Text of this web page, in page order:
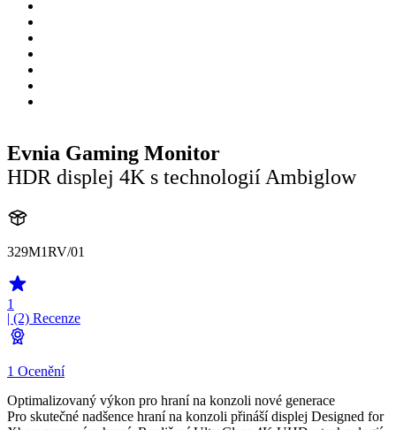
Evnia Gaming Monitor
HDR displej 4K s technologií Ambiglow
329M1RV/01
1
| (2) Recenze
1 Ocenění
Optimalizovaný výkon pro hraní na konzoli nové generace
Pro skutečné nadšence hraní na konzoli přináší displej Designed for